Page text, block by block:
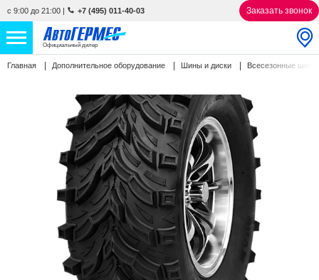
с 9:00 до 21:00 | +7 (495) 011-40-03 Заказать звонок
Официальный дилер
НОВЫЕ АВТОМОБИЛИ 4770 авто
С ПРОБЕГОМ 857 авто
О КОМПАНИИ
КОНТАКТЫ
Главная Дополнительное оборудование Шины и диски Всесезонные